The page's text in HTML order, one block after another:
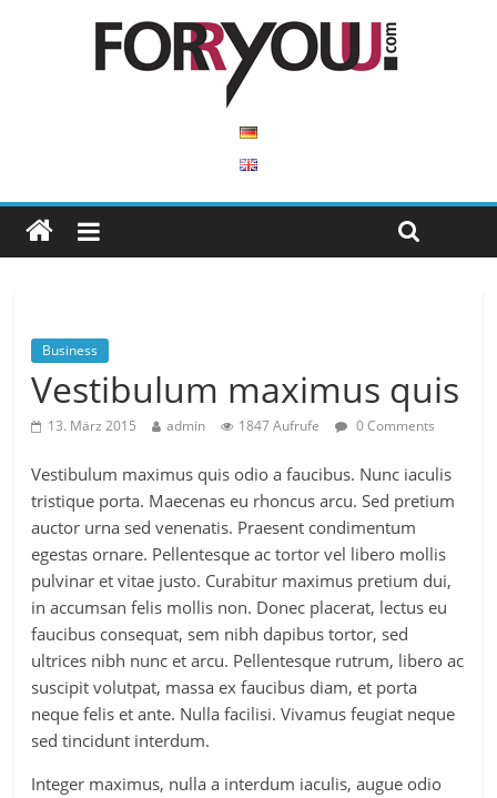
Business
Vestibulum maximus quis
13. März 2015 admin 1847 Aufrufe 0 Comments
Vestibulum maximus quis odio a faucibus. Nunc iaculis
tristique porta. Maecenas eu rhoncus arcu. Sed pretium
auctor urna sed venenatis. Praesent condimentum
egestas ornare. Pellentesque ac tortor vel libero mollis
pulvinar et vitae justo. Curabitur maximus pretium dui,
in accumsan felis mollis non. Donec placerat, lectus eu
faucibus consequat, sem nibh dapibus tortor, sed
ultrices nibh nunc et arcu. Pellentesque rutrum, libero ac
suscipit volutpat, massa ex faucibus diam, et porta
neque felis et ante. Nulla facilisi. Vivamus feugiat neque
sed tincidunt interdum.
Integer maximus, nulla a interdum iaculis, augue odio